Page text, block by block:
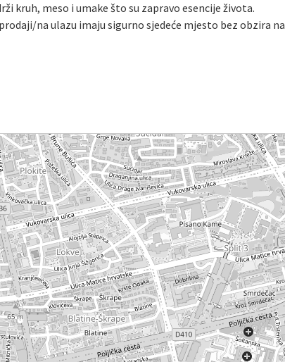
kruh, meso i umake što su zapravo esencije života.
na ulazu imaju sigurno sjedeće mjesto bez obzira na